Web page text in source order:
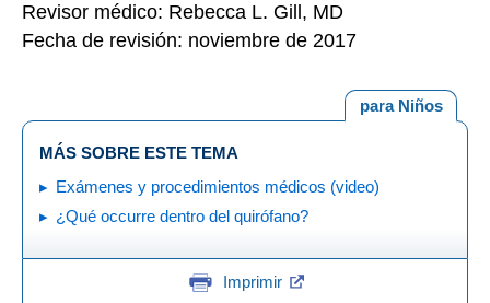
Revisor médico: Rebecca L. Gill, MD
Fecha de revisión: noviembre de 2017
para Niños
MÁS SOBRE ESTE TEMA
Exámenes y procedimientos médicos (video)
¿Qué occurre dentro del quirófano?
Imprimir